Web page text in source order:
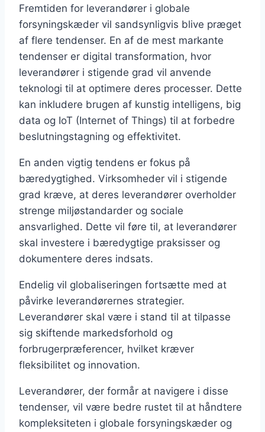
Fremtiden for leverandører i globale
forsyningskæder vil sandsynligvis blive præget
af flere tendenser. En af de mest markante
tendenser er digital transformation, hvor
leverandører i stigende grad vil anvende
teknologi til at optimere deres processer. Dette
kan inkludere brugen af kunstig intelligens, big
data og IoT (Internet of Things) til at forbedre
beslutningstagning og effektivitet.
En anden vigtig tendens er fokus på
bæredygtighed. Virksomheder vil i stigende
grad kræve, at deres leverandører overholder
strenge miljøstandarder og sociale
ansvarlighed. Dette vil føre til, at leverandører
skal investere i bæredygtige praksisser og
dokumentere deres indsats.
Endelig vil globaliseringen fortsætte med at
påvirke leverandørernes strategier.
Leverandører skal være i stand til at tilpasse
sig skiftende markedsforhold og
forbrugerpræferencer, hvilket kræver
fleksibilitet og innovation.
Leverandører, der formår at navigere i disse
tendenser, vil være bedre rustet til at håndtere
kompleksiteten i globale forsyningskæder og